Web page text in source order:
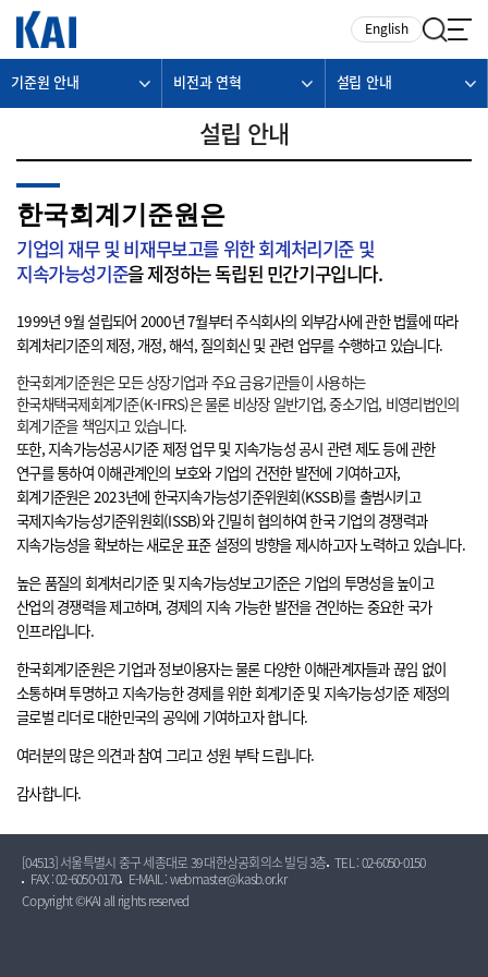
English
기준원 안내 비전과 연혁 설립 안내
설립 안내
한국회계기준원은
기업의 재무 및 비재무보고를 위한 회계처리기준 및
지속가능성기준을 제정하는 독립된 민간기구입니다.
1999년 9월 설립되어 2000년 7월부터 주식회사의 외부감사에 관한 법률에 따라
회계처리기준의 제정, 개정, 해석, 질의회신 및 관련 업무를 수행하고 있습니다.
한국회계기준원은 모든 상장기업과 주요 금융기관들이 사용하는
한국채택국제회계기준(K-IFRS)은 물론 비상장 일반기업, 중소기업, 비영리법인의
회계기준을 책임지고 있습니다.
또한, 지속가능성공시기준 제정 업무 및 지속가능성 공시 관련 제도 등에 관한
연구를 통하여 이해관계인의 보호와 기업의 건전한 발전에 기여하고자,
회계기준원은 2023년에 한국지속가능성기준위원회(KSSB)를 출범시키고
국제지속가능성기준위원회(ISSB)와 긴밀히 협의하여 한국 기업의 경쟁력과
지속가능성을 확보하는 새로운 표준 설정의 방향을 제시하고자 노력하고 있습니다.
높은 품질의 회계처리기준 및 지속가능성보고기준은 기업의 투명성을 높이고
산업의 경쟁력을 제고하며, 경제의 지속 가능한 발전을 견인하는 중요한 국가
인프라입니다.
한국회계기준원은 기업과 정보이용자는 물론 다양한 이해관계자들과 끊임 없이
소통하며 투명하고 지속가능한 경제를 위한 회계기준 및 지속가능성기준 제정의
글로벌 리더로 대한민국의 공익에 기여하고자 합니다.
여러분의 많은 의견과 참여 그리고 성원 부탁 드립니다.
감사합니다.
[04513] 서울특별시 중구 세종대로 39 대한상공회의소 빌딩 3층 TEL : 02-6050-0150
FAX : 02-6050-0170
E-MAIL : webmaster@kasb.or.kr
Copyright ©KAI all rights reserved